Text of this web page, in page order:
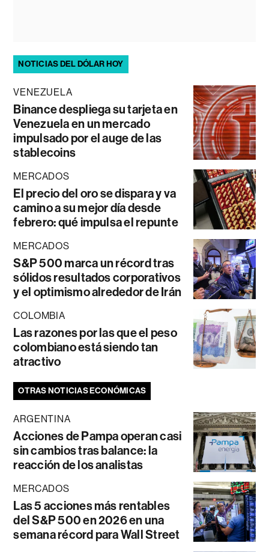
NOTICIAS DEL DÓLAR HOY
VENEZUELA
Binance despliega su tarjeta en
Venezuela en un mercado
impulsado por el auge de las
stablecoins
MERCADOS
El precio del oro se dispara y va
camino a su mejor día desde
febrero: qué impulsa el repunte
MERCADOS
S&P 500 marca un récord tras
sólidos resultados corporativos
y el optimismo alrededor de Irán
COLOMBIA
Las razones por las que el peso
colombiano está siendo tan
atractivo
OTRAS NOTICIAS ECONÓMICAS
ARGENTINA
Acciones de Pampa operan casi
sin cambios tras balance: la
reacción de los analistas
MERCADOS
Las 5 acciones más rentables
del S&P 500 en 2026 en una
semana récord para Wall Street